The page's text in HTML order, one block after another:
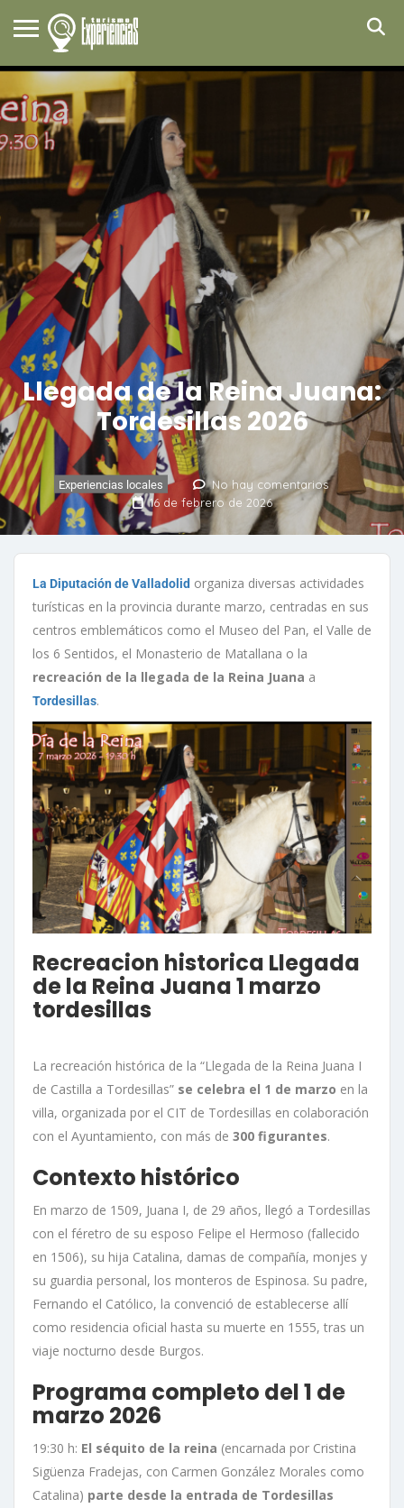
Llegada de la Reina Juana:
Tordesillas 2026
Experiencias locales
No hay comentarios
16 de febrero de 2026
La Diputación de Valladolid organiza diversas actividades
turísticas en la provincia durante marzo, centradas en sus
centros emblemáticos como el Museo del Pan, el Valle de
los 6 Sentidos, el Monasterio de Matallana o la
recreación de la llegada de la Reina Juana a
Tordesillas.
Recreacion historica Llegada
de la Reina Juana 1 marzo
tordesillas
La recreación histórica de la “Llegada de la Reina Juana I
de Castilla a Tordesillas” se celebra el 1 de marzo en la
villa, organizada por el CIT de Tordesillas en colaboración
con el Ayuntamiento, con más de 300 figurantes.
Contexto histórico
En marzo de 1509, Juana I, de 29 años, llegó a Tordesillas
con el féretro de su esposo Felipe el Hermoso (fallecido
en 1506), su hija Catalina, damas de compañía, monjes y
su guardia personal, los monteros de Espinosa. Su padre,
Fernando el Católico, la convenció de establecerse allí
como residencia oficial hasta su muerte en 1555, tras un
viaje nocturno desde Burgos.
Programa completo del 1 de
marzo 2026
19:30 h: El séquito de la reina (encarnada por Cristina
Sigüenza Fradejas, con Carmen González Morales como
Catalina) parte desde la entrada de Tordesillas